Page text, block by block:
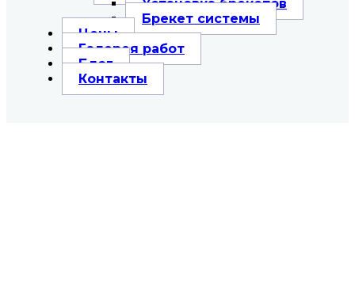
Установка брекетов
Брекет системы
Цены
Галерея работ
Блог
Контакты